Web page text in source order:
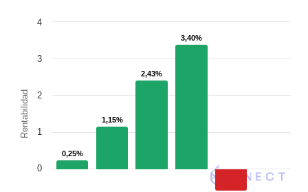
Rentabilidad
0,25%
0,25%
1,15%
1,15%
2,43%
2,43%
3,40%
3,40%
0
1
2
3
4